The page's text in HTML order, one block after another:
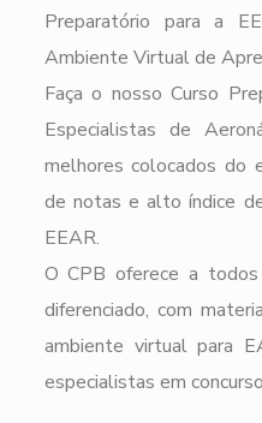
Preparatório para a
Ambiente Virtual de
Faça o nosso Curso
Especialistas de
melhores colocados do
de notas e alto índice
EEAR.
O CPB oferece a
diferenciado, com
ambiente virtual para
especialistas em